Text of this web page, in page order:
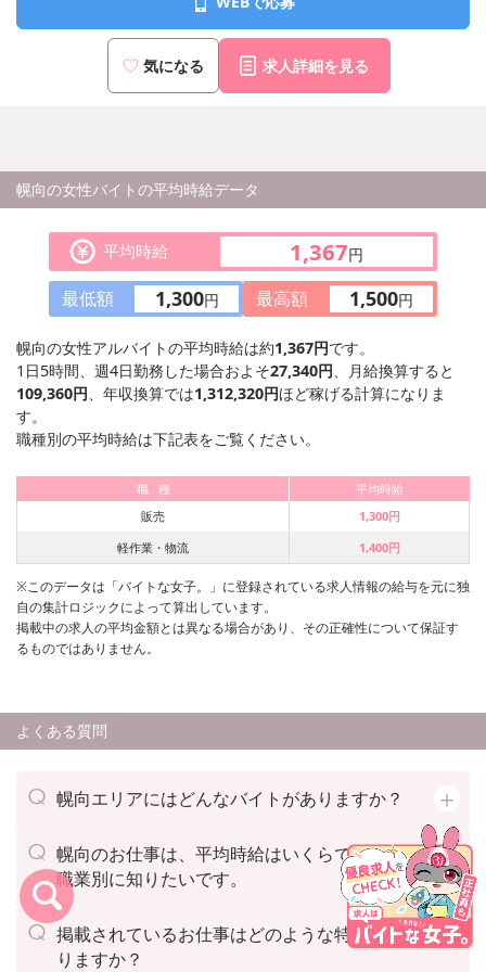
JR「新橋」駅 銀座口より徒歩12分
気になる 求人詳細を見る
幌向の女性バイトの平均時給データ
平均時給 1,367円
最低額 1,300円 最高額 1,500円
幌向の女性アルバイトの平均時給は約1,367円です。
1日5時間、週4日勤務した場合およそ27,340円 、月給換算すると
109,360円 、年収換算では1,312,320円ほど稼げる計算になりま
す。
職種別の平均時給は下記表をご覧ください。
職 種
平均時給
販売
1,300円
軽作業・物流
1,400円
※このデータは「バイトな女子。」に登録されている求人情報の給与を元に独
自の集計ロジックによって算出しています。
掲載中の求人の平均金額とは異なる場合があり、その正確性について保証す
るものではありません。
よくある質問
幌向エリアにはどんなバイトがありますか？
幌向のお仕事は、平均時給はいくらですか？
職業別に知りたいです。
掲載されているお仕事はどのような特徴があ
りますか？